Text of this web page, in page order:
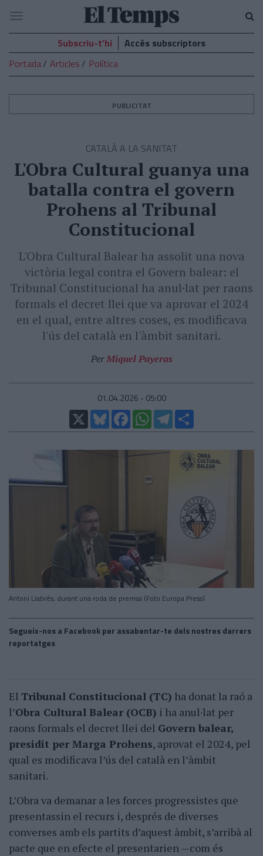
El
Temps
Navegació
Subscriu-t’hi
Accés subscriptors
Portada
Articles Política
PUBLICITAT
CATALÀ A LA SANITAT
L'Obra Cultural guanya una
batalla contra el govern
Prohens al Tribunal
Constitucional
L'Obra Cultural Balear ha assolit una nova
victòria legal contra el Govern balear: el
Tribunal Constitucional ha anul·lat per raons
formals el decret llei que va aprovar el 2024
en el qual, entre altres coses, es modificava
l'ús del català en l'àmbit sanitari.
PerMiquel Payeras
01.04.2026 - 05:00
X
BlueskyFacebookWhatsAppTelegram
Antoni Llabrés, durant una roda de premsa (Foto Europa Press)
Segueix-nos a Facebook per assabentar-te dels nostres darrers
reportatges
El Tribunal Constitucional (TC) ha donat la raó a
l’Obra Cultural Balear (OCB) i ha anul·lat per
raons formals el decret llei del Govern balear,
presidit per Marga Prohens, aprovat el 2024, pel
qual es modificava l’ús del català en l’àmbit
sanitari.
L’Obra va demanar a les forces progressistes que
presentassin el recurs i, després de diverses
converses amb els partits d’aquest àmbit, s’arribà al
pacte que en efecte el presentarien —com és